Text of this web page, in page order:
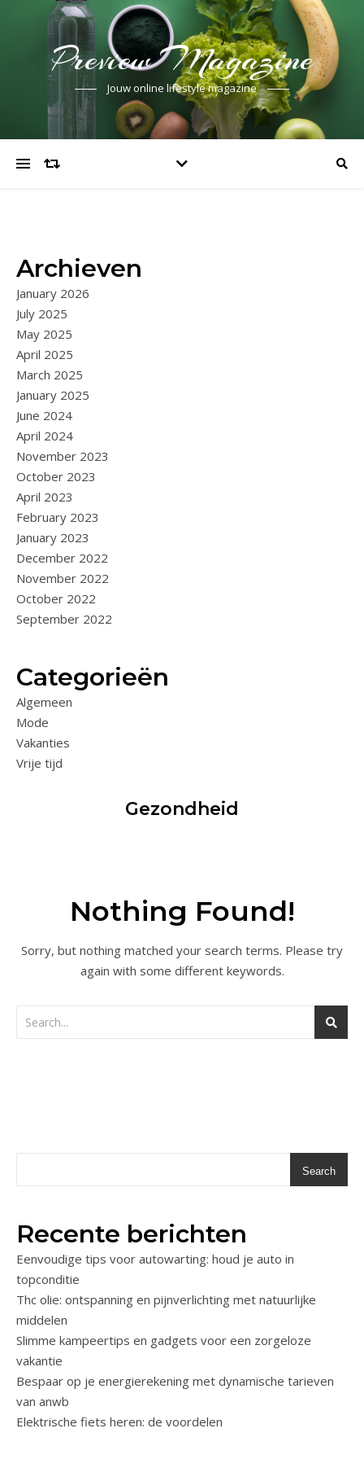
Preview Magazine
Jouw online lifestyle magazine
Archieven
January 2026
July 2025
May 2025
April 2025
March 2025
January 2025
June 2024
April 2024
November 2023
October 2023
April 2023
February 2023
January 2023
December 2022
November 2022
October 2022
September 2022
Categorieën
Algemeen
Mode
Vakanties
Vrije tijd
Gezondheid
Nothing Found!
Sorry, but nothing matched your search terms. Please try
again with some different keywords.
Search
Recente berichten
Eenvoudige tips voor autowarting: houd je auto in
topconditie
Thc olie: ontspanning en pijnverlichting met natuurlijke
middelen
Slimme kampeertips en gadgets voor een zorgeloze
vakantie
Bespaar op je energierekening met dynamische tarieven
van anwb
Elektrische fiets heren: de voordelen